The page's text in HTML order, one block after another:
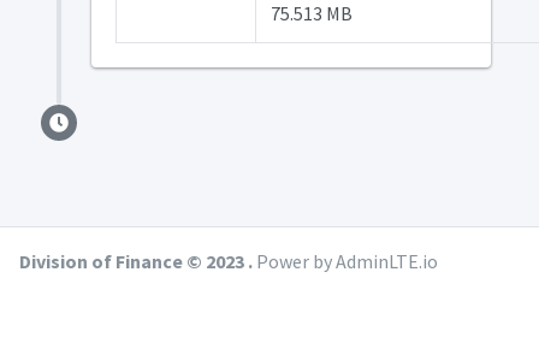
75.513 MB
Division of Finance © 2023 . Power by AdminLTE.io